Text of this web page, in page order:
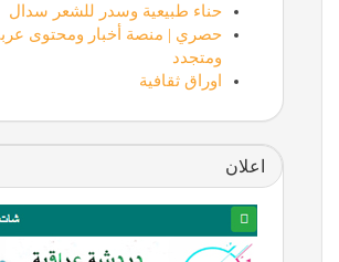
حناء طبيعية وسدر للشعر سدال
حصري | منصة أخبار ومحتوى
ومتجدد
اوراق ثقافية
اعلان